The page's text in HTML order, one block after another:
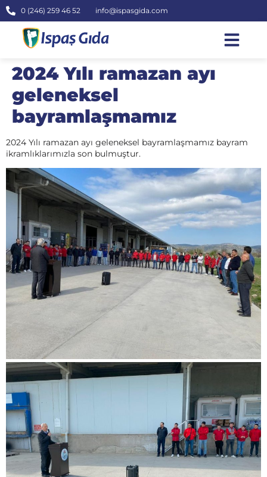
0 (246) 259 46 52 info@ispasgida.com
2024 Yılı ramazan ayı
geleneksel
bayramlaşmamız
2024 Yılı ramazan ayı geleneksel bayramlaşmamız bayram
ikramlıklarımızla son bulmuştur.